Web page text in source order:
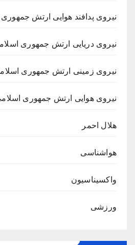
نیروی پدافند هوایی ارتش جمهوری
نیروی دریایی ارتش جمهوری
نیروی زمینی ارتش جمهوری
نیروی هوایی ارتش جمهوری
هلال احمر
هواشناسی
واکسیناسیون
ورزشی